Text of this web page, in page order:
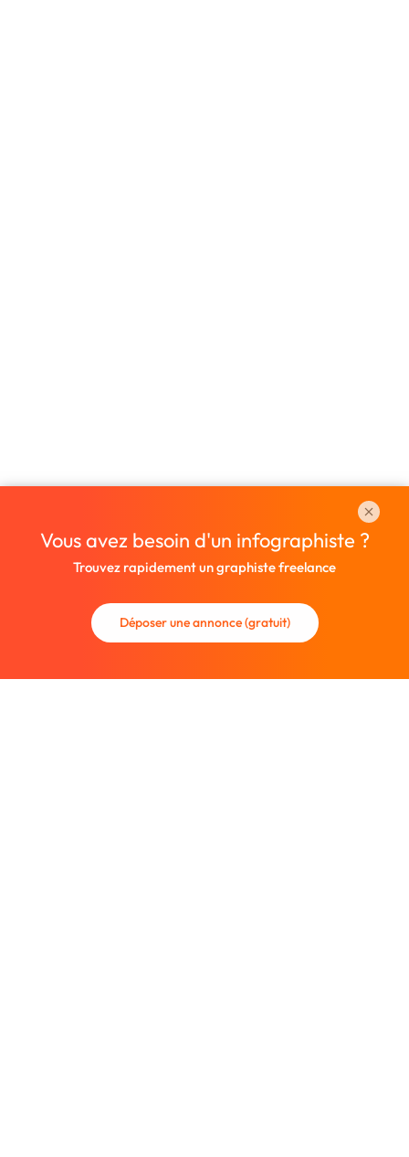
Vous avez besoin d'un infographiste ?
Trouvez rapidement un graphiste freelance
Déposer une annonce (gratuit)